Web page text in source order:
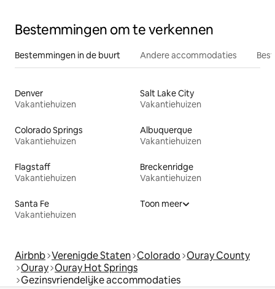
Bestemmingen om te verkennen
Bestemmingen in de buurt Andere accommodaties
Denver
Vakantiehuizen
Salt Lake City
Vakantiehuizen
Colorado Springs
Vakantiehuizen
Albuquerque
Vakantiehuizen
Flagstaff
Vakantiehuizen
Breckenridge
Vakantiehuizen
Santa Fe
Vakantiehuizen
Toon meer
Airbnb Verenigde Staten Colorado Ouray County
Ouray Ouray Hot Springs
Gezinsvriendelijke accommodaties